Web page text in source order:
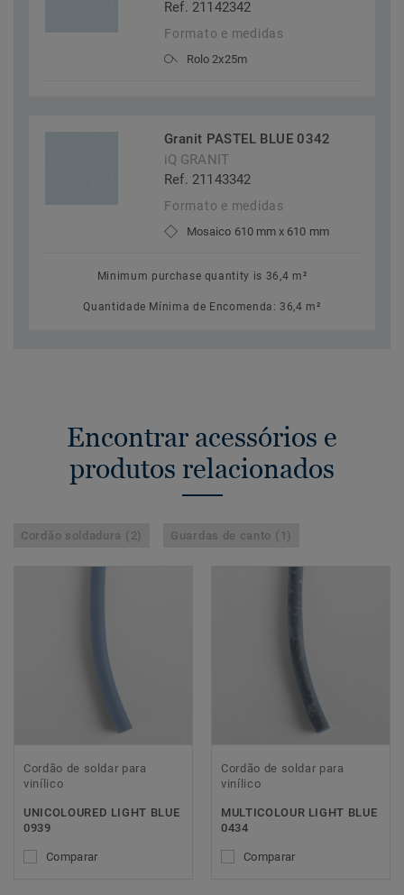
Ref. 21142342
Formato e medidas
Rolo 2x25m
Granit PASTEL BLUE 0342
iQ GRANIT
Ref. 21143342
Formato e medidas
Mosaico 610 mm x 610 mm
Minimum purchase quantity is 36,4 m²
Quantidade Mínima de Encomenda: 36,4 m²
Encontrar acessórios e
produtos relacionados
Cordão soldadura (2) Guardas de canto (1)
Cordão de soldar para
vinílico
UNICOLOURED LIGHT BLUE
0939
Comparar
Cordão de soldar para
vinílico
MULTICOLOUR LIGHT BLUE
0434
Comparar